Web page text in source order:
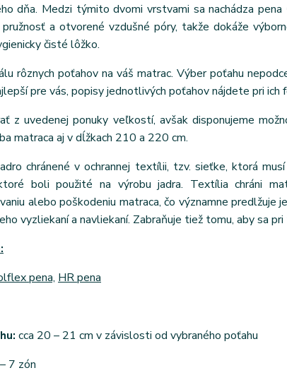
dňa. Medzi týmito dvomi vrstvami sa nachádza pena
a otvorené vzdušné póry, takže dokáže
čisté lôžko.
rôznych poťahov na váš matrac. Výber poťahu
pre vás, popisy jednotlivých poťahov nájdete pri ich
z uvedenej ponuky veľkostí, avšak disponujeme
matraca aj v dĺžkach 210 a 220 cm.
chránené v ochrannej textílii, tzv. sieťke, ktorá
boli použité na výrobu jadra. Textília chráni
alebo poškodeniu matraca, čo významne predlžuje
vyzliekaní a navliekaní. Zabraňuje tiež tomu, aby sa
pena, HR pena
cca 20 – 21 cm v závislosti od vybraného poťahu
7 zón